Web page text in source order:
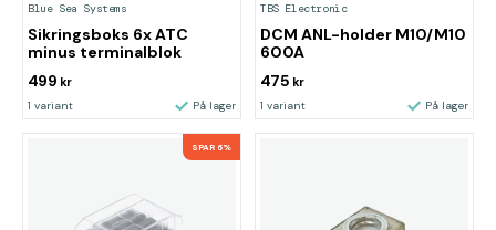
Blue Sea Systems
Sikringsboks 6x ATC
minus terminalblok
499 kr
1 variant På lager
TBS Electronic
DCM ANL-holder M10/M10
600A
475 kr
1 variant På lager
SPAR 6%